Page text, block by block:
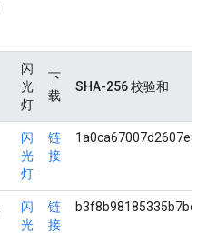
闪
光
灯
下
载
SHA-256 校验和
闪
光
灯
链
接
闪
光
链
接